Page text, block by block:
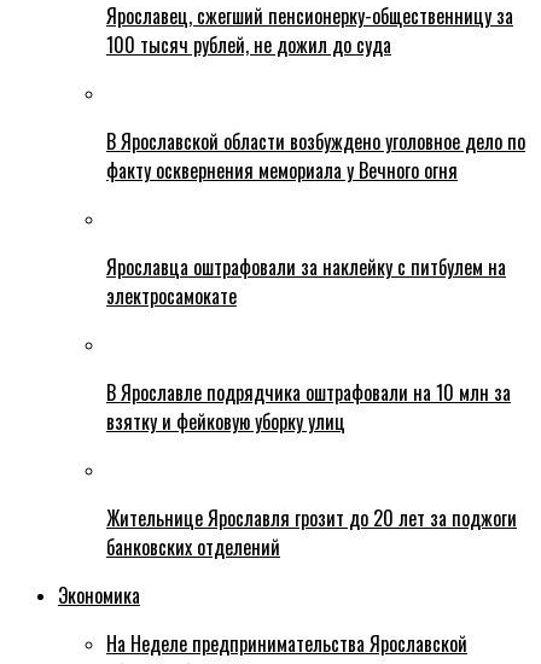
Ярославец, сжегший пенсионерку-общественницу за
100 тысяч рублей, не дожил до суда
В Ярославской области возбуждено уголовное дело по
факту осквернения мемориала у Вечного огня
Ярославца оштрафовали за наклейку с питбулем на
электросамокате
В Ярославле подрядчика оштрафовали на 10 млн за
взятку и фейковую уборку улиц
Жительнице Ярославля грозит до 20 лет за поджоги
банковских отделений
Экономика
На Неделе предпринимательства Ярославской